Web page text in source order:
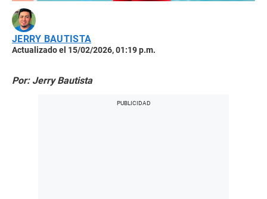
JERRY BAUTISTA
Actualizado el 15/02/2026, 01:19 p.m.
Por: Jerry Bautista